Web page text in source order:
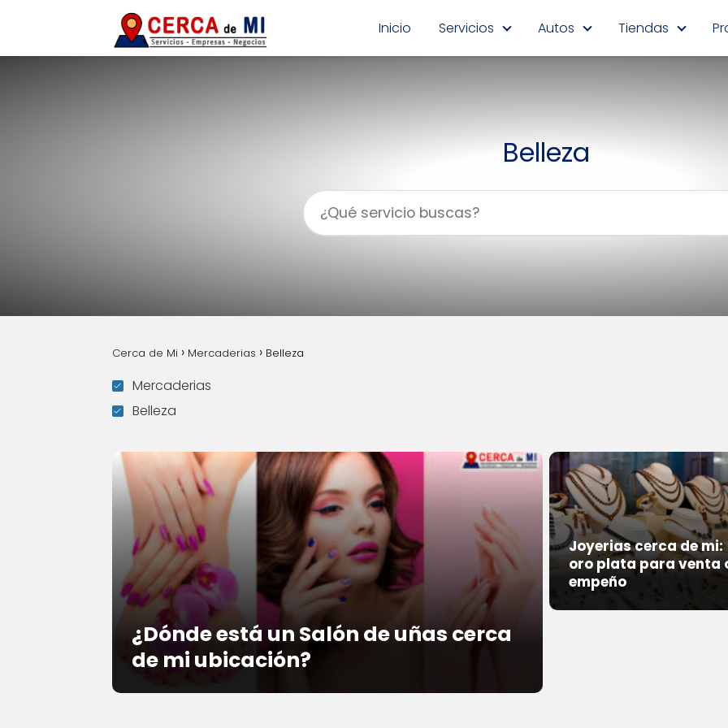
Inicio Servicios Autos Tiendas
Belleza
Cerca de Mi Mercaderias Belleza
Mercaderias
Belleza
¿Dónde está un Salón de uñas cerca
de mi ubicación?
Joyerias cerca de mi:
oro plata para venta
empeño